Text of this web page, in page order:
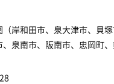
（岸和田市、泉大津市、貝
、泉南市、阪南市、忠岡町